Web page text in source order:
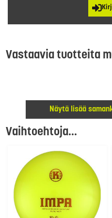
Vastaavia tuotteita
Näytä lisää
Vaihtoehtoja...